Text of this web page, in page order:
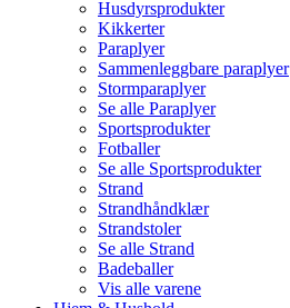
Husdyrsprodukter
Kikkerter
Paraplyer
Sammenleggbare paraplyer
Stormparaplyer
Se alle Paraplyer
Sportsprodukter
Fotballer
Se alle Sportsprodukter
Strand
Strandhåndklær
Strandstoler
Se alle Strand
Badeballer
Vis alle varene